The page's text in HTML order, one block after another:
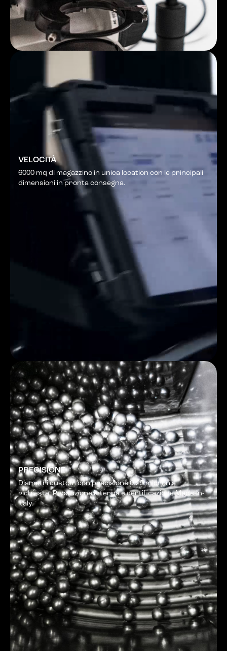
VELOCITÀ
6000 mq di magazzino in unica location con le principali
dimensioni in pronta consegna.
PRECISIONE
Diametri custom con precisione 0.25 micron a
richiesta. Produzione interna e certificazione Made-in-
italy.